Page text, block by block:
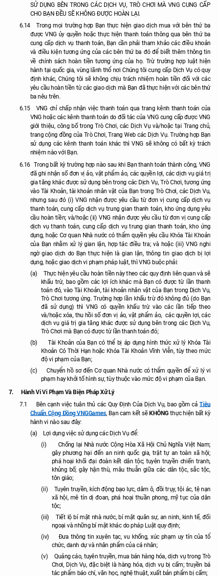
SỬ DỤNG BÊN TRONG CÁC DỊCH VỤ, TRÒ CHƠI MÀ VNG CUNG CẤP
CHO BẠN ĐỀU SẼ KHÔNG ĐƯỢC HOÀN LẠI.
6.14
Trong mọi trường hợp Bạn thực hiện giao dịch mua với bên thứ ba
được VNG ủy quyền hoặc thực hiện thanh toán thông qua bên thứ ba
cung cấp dịch vụ thanh toán, Bạn cần phải tham khảo các điều khoản
và điều kiện tương ứng của các bên thứ ba đó để biết thêm thông tin
về chính sách hoàn tiền tương ứng của họ. Trừ trường hợp luật hiện
hành tại quốc gia, vùng lãnh thổ nơi Chúng tôi cung cấp Dịch Vụ có quy
định khác, Chúng tôi sẽ không chịu trách nhiệm hoàn tiền đối với các
yêu cầu hoàn tiền từ các giao dịch mà Bạn đã thực hiện với các bên thứ
ba nêu trên.
6.15
VNG chỉ chấp nhận việc thanh toán qua trang kênh thanh toán của
VNG hoặc các kênh thanh toán do đối tác của VNG cung cấp được VNG
giới thiệu, công bố trong Trò Chơi, các Dịch Vụ và/hoặc tại Trang chủ,
trang cộng đồng của Trò Chơi, Trang Web các Dịch Vụ. Trường hợp Bạn
sử dụng các kênh thanh toán khác thì VNG sẽ không có bất kỳ trách
nhiệm nào với Bạn.
6.16 Trong bất kỳ trường hợp nào sau khi Bạn thanh toán thành công, VNG
đã ghi nhận số đơn vị ảo, vật phẩm ảo, các quyền lợi, các dịch vụ giá trị
gia tăng khác được sử dụng bên trong các Dịch Vụ, Trò Chơi, tương ứng
vào Tài Khoản, tài khoản nhân vật của Bạn trong Trò Chơi, các Dịch Vụ,
nhưng sau đó (i) VNG nhận được yêu cầu từ đơn vị cung cấp dịch vụ
thanh toán, cung cấp dịch vụ trung gian thanh toán, kho ứng dụng yêu
cầu hoàn tiền; và/hoặc (ii) VNG nhận được yêu cầu từ đơn vị cung cấp
dịch vụ thanh toán, cung cấp dịch vụ trung gian thanh toán, kho ứng
dụng, hoặc Cơ quan Nhà nước có thẩm quyền yêu cầu Khóa Tài Khoản
của Bạn nhằm xử lý gian lận, hợp tác điều tra; và hoặc (iii) VNG nghi
ngờ giao dịch do Bạn thực hiện là gian lận, thông tin giao dịch bị lợi
dụng, hoặc giao dịch vi phạm pháp luật, thì VNG buộc phải:
(a)
Thực hiện yêu cầu hoàn tiền này theo các quy định liên quan và sẽ
khấu trừ, bao gồm các lợi ích khác mà Bạn có được từ lần thanh
toán đó, vào Tài Khoản, tài khoản nhân vật của Bạn trong Dịch Vụ,
Trò Chơi tương ứng. Trường hợp lần khấu trừ đó không đủ (do Bạn
đã sử dụng) thì VNG có quyền khấu trừ vào các lần tiếp theo
và/hoặc xóa, thu hồi số đơn vị ảo, vật phẩm ảo, các quyền lợi, các
dịch vụ giá trị gia tăng khác được sử dụng bên trong các Dịch Vụ,
Trò Chơi mà Bạn có được từ lần thanh toán đó;
(b)
Tài Khoản của Bạn có thể bị áp dụng hình thức xử lý Khóa Tài
Khoản Có Thời Hạn hoặc Khóa Tài Khoản Vĩnh Viễn, tùy theo mức
độ vi phạm của Bạn;
(c)
Chuyển hồ sơ đến Cơ quan Nhà nước có thẩm quyền để xử lý vi
phạm hay khởi tố hình sự, tùy thuộc vào mức độ vi phạm của Bạn.
7. Hành Vi Vi Phạm Và Biện Pháp Xử Lý
7.1 Bên cạnh việc tuân thủ các Quy Định Của Dịch Vụ, bao gồm cảTiêu
Chuẩn Cộng Đồng VNGGames, Bạn cam kết sẽKHÔNG thực hiện bất kỳ
hành vi nào sau đây:
(a)
Lợi dụng việc sử dụng các Dịch Vụ để:
(i)
Chống lại Nhà nước Cộng Hòa Xã Hội Chủ Nghĩa Việt Nam;
gây phương hại đến an ninh quốc gia, trật tự an toàn xã hội;
phá hoại khối đại đoàn kết dân tộc; tuyên truyền chiến tranh,
khủng bố; gây hận thù, mâu thuẫn giữa các dân tộc, sắc tộc,
tôn giáo;
(ii)
Tuyên truyền, kích động bạo lực, dâm ô, đồi trụy, tội ác, tệ nạn
xã hội, mê tín dị đoan, phá hoại thuần phong, mỹ tục của dân
tộc;
(iii)
Tiết lộ bí mật nhà nước, bí mật quân sự, an ninh, kinh tế, đối
ngoại và những bí mật khác do pháp Luật quy định;
(iv)
Đưa thông tin xuyên tạc, vu khống, xúc phạm uy tín của tổ
chức, danh dự và nhân phẩm của cá nhân;
(v)
Quảng cáo, tuyên truyền, mua bán hàng hóa, dịch vụ trong Trò
Chơi, Dịch Vụ, đặc biệt là hàng hóa, dịch vụ bị cấm; truyền bá
tác phẩm báo chí, văn học, nghệ thuật, xuất bản phẩm bị cấm;